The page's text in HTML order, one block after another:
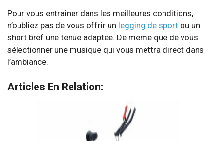
Pour vous entraîner dans les meilleures conditions,
n’oubliez pas de vous offrir un legging de sport ou un
short bref une tenue adaptée. De même que de vous
sélectionner une musique qui vous mettra direct dans
l’ambiance.
Articles En Relation: